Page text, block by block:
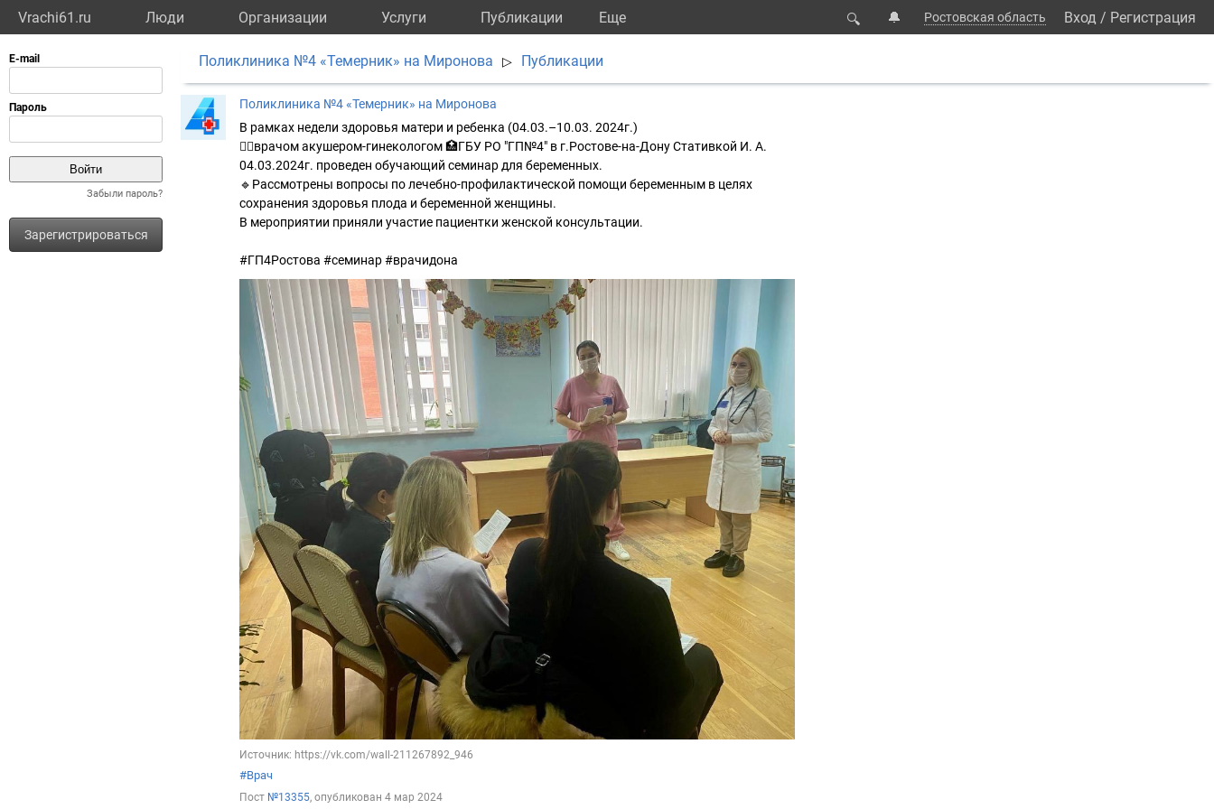
Vrachi61.ru Люди Организации Услуги Публикации Eще 🔍 🔔 Ростовская область Вход / Регистрация
Забыли пароль?
Зарегистрироваться
Поликлиника №4 «Темерник» на Миронова ▷ Публикации
Поликлиника №4 «Темерник» на Миронова
В рамках недели здоровья матери и ребенка (04.03.–10.03. 2024г.)
👩‍⚕️врачом акушером-гинекологом 🏥ГБУ РО "ГП№4" в г.Ростове-на-Дону Стативкой И. А.
04.03.2024г. проведен обучающий семинар для беременных.
🔹Рассмотрены вопросы по лечебно-профилактической помощи беременным в целях
сохранения здоровья плода и беременной женщины.
В мероприятии приняли участие пациентки женской консультации.
#ГП4Ростова #семинар #врачидона
Источник: https://vk.com/wall-211267892_946
#Врач
Пост №13355, опубликован 4 мар 2024